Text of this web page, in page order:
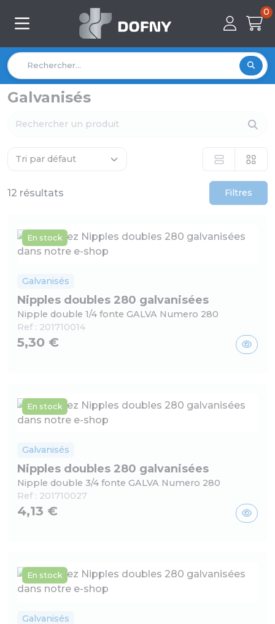
0
Galvanisés
12 résultats Filtres
En stock
Galvanisés
Nipples doubles 280 galvanisées
Nipple double 1/4 fonte GALVA Numero 280
Ref : 201710014
5,30 €
En stock
Galvanisés
Nipples doubles 280 galvanisées
Nipple double 3/4 fonte GALVA Numero 280
Ref : 201710027
4,13 €
En stock
Galvanisés